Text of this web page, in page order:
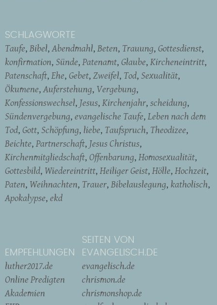
SCHLAGWORTE
Taufe Bibel Abendmahl Beten Trauung Gottesdienst
konfirmation Sünde Patenamt Glaube Kircheneintritt
Patenschaft Ehe Gebet Zweifel Tod Sexualität
Ökumene Auferstehung Vergebung
Konfessionswechsel Jesus Kirchenjahr scheidung
Sündenvergebung evangelische Taufe Leben nach dem
Tod Gott Schöpfung liebe Taufspruch Theodizee
Beichte Partnerschaft Jesus Christus
Kirchenmitgliedschaft Offenbarung Homosexualität
Gottesbild Wiedereintritt Heiliger Geist Hölle Hochzeit
Paten Weihnachten Trauer Bibelauslegung katholisch
Apokalypse ekd
EMPFEHLUNGEN
luther2017.de
Online Predigten
Akademien
SEITEN VON
EVANGELISCH.DE
evangelisch.de
chrismon.de
chrismonshop.de